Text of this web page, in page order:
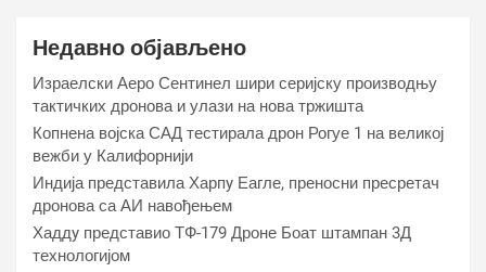
Недавно објављено
Израелски Аеро Сентинел шири серијску производњу
тактичких дронова и улази на нова тржишта
Копнена војска САД тестирала дрон Рогуе 1 на великој
вежби у Калифорнији
Индија представила Харпy Еагле, преносни пресретач
дронова са АИ навођењем
Хаддy представио ТФ-179 Дроне Боат штампан 3Д
технологијом